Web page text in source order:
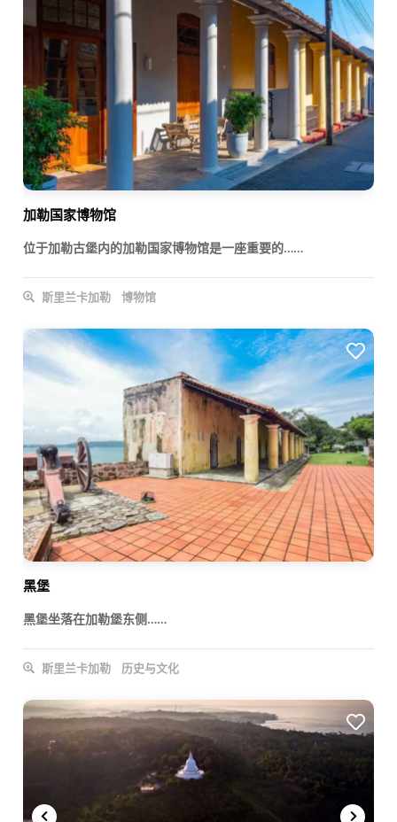
加勒国家博物馆
位于加勒古堡内的加勒国家博物馆是一座重要的……
斯里兰卡加勒 博物馆
黑堡
黑堡坐落在加勒堡东侧……
斯里兰卡加勒 历史与文化